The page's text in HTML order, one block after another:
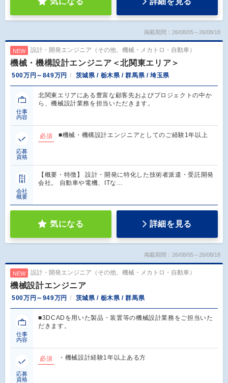
掲載期間：26/08/05～26/08/18
NEW 設計・開発エンジニア（その他、機械・メカトロ・自動車）
機械・機構設計エンジニア＜北関東エリア＞
500万円～849万円 茨城県 / 栃木県 / 群馬県 / 埼玉県
仕事
内容
北関東エリアにある豊富な顧客先およびプロジェクトの中か
ら、機械設計業務を担当いただきます。
応募
資格
必須 ■機械・機構設計エンジニアとしてのご経験1年以上
会社
概要
【概要・特徴】 設計・開発に特化した技術者派遣・受託開発
会社。 自動車や電機、ITな…
気になる 詳細を見る
掲載期間：26/08/05～26/08/18
NEW 設計・開発エンジニア（その他、機械・メカトロ・自動車）
機械設計エンジニア
500万円～949万円 茨城県 / 栃木県 / 群馬県
仕事
内容
■3DCADを用いた製品・装置等の機械設計業務をご担当いた
だきます。
応募
資格
必須 ・機械設計経験1年以上ある方